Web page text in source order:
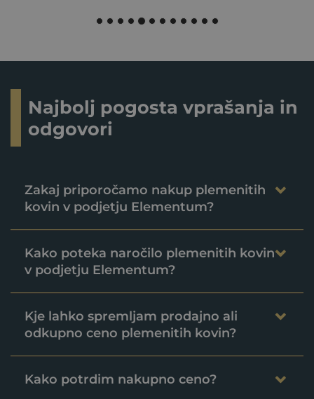
Najbolj pogosta vprašanja in
odgovori
Zakaj priporočamo nakup plemenitih
kovin v podjetju Elementum?
Kako poteka naročilo plemenitih kovin
v podjetju Elementum?
Kje lahko spremljam prodajno ali
odkupno ceno plemenitih kovin?
Kako potrdim nakupno ceno?